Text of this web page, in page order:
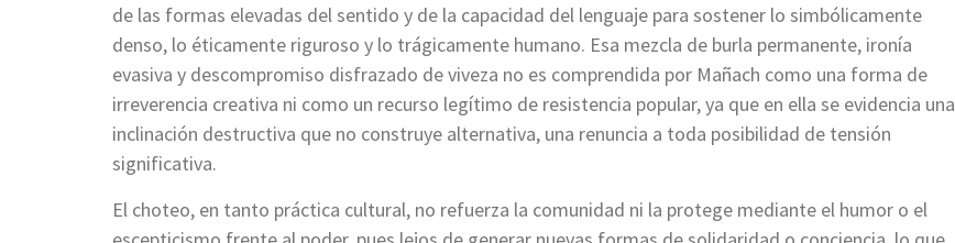
de las formas elevadas del sentido y de la capacidad del lenguaje para sostener lo simbólicamente
denso, lo éticamente riguroso y lo trágicamente humano. Esa mezcla de burla permanente, ironía
evasiva y descompromiso disfrazado de viveza no es comprendida por Mañach como una forma de
irreverencia creativa ni como un recurso legítimo de resistencia popular, ya que en ella se evidencia una
inclinación destructiva que no construye alternativa, una renuncia a toda posibilidad de tensión
significativa.
El choteo, en tanto práctica cultural, no refuerza la comunidad ni la protege mediante el humor o el